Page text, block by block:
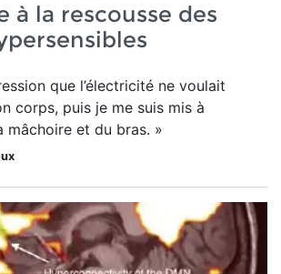
à la rescousse des
que l’électricité ne voulait
corps, puis je me suis mis à
mâchoire et du bras. »